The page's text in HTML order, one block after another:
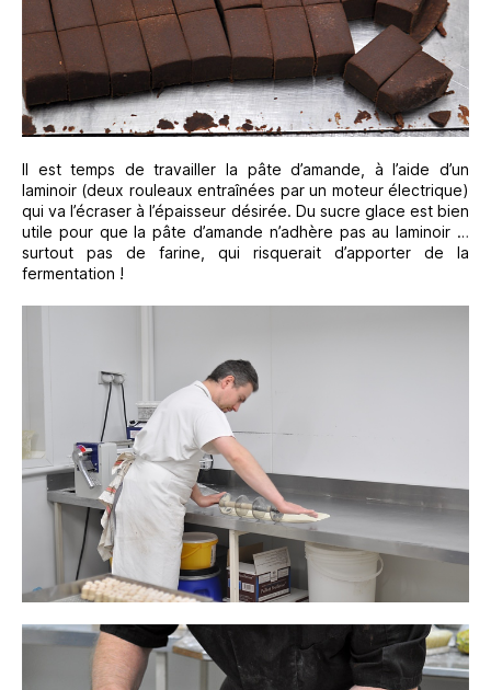
Il est temps de travailler la pâte d’amande, à l’aide d’un
laminoir (deux rouleaux entraînées par un moteur électrique)
qui va l’écraser à l’épaisseur désirée. Du sucre glace est bien
utile pour que la pâte d’amande n’adhère pas au laminoir …
surtout pas de farine, qui risquerait d’apporter de la
fermentation !